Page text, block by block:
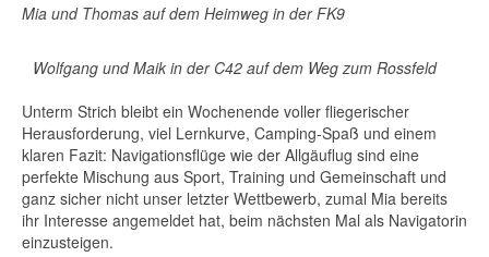
Mia und Thomas auf dem Heimweg in der FK9
Wolfgang und Maik in der C42 auf dem Weg zum Rossfeld
Unterm Strich bleibt ein Wochenende voller fliegerischer
Herausforderung, viel Lernkurve, Camping-Spaß und einem
klaren Fazit: Navigationsflüge wie der Allgäuflug sind eine
perfekte Mischung aus Sport, Training und Gemeinschaft und
ganz sicher nicht unser letzter Wettbewerb, zumal Mia bereits
ihr Interesse angemeldet hat, beim nächsten Mal als Navigatorin
einzusteigen.